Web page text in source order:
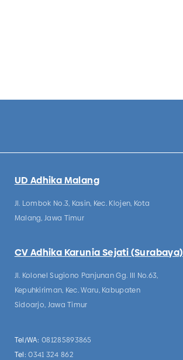
UD Adhika Malang
Jl. Lombok No.3, Kasin, Kec. Klojen, Kota
Malang, Jawa Timur
CV Adhika Karunia Sejati (Surabaya)
Jl. Kolonel Sugiono Panjunan Gg. III No.63,
Kepuhkiriman, Kec. Waru, Kabupaten
Sidoarjo, Jawa Timur
Tel/WA: 081285893865
Tel: 0341 324 862